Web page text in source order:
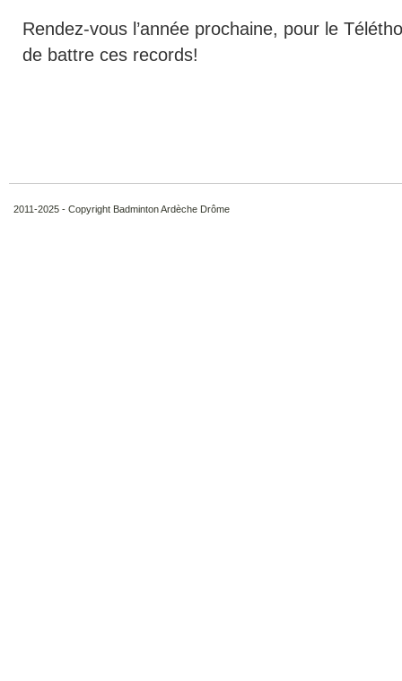
Rendez-vous l’année prochaine, pour le
de battre ces records!
2011-2025 - Copyright Badminton Ardèche Drôme